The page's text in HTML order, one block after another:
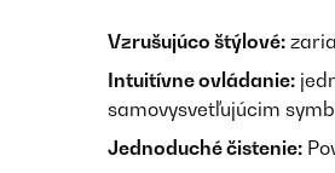
Vzrušujúco štýlové:
Intuitívne ovládanie:
samovysvetľujúcim
Jednoduché čistenie: